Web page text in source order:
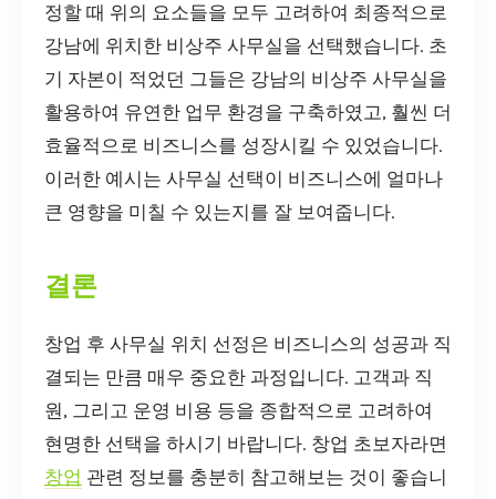
정할 때 위의 요소들을 모두 고려하여 최종적으로
강남에 위치한 비상주 사무실을 선택했습니다. 초
기 자본이 적었던 그들은 강남의 비상주 사무실을
활용하여 유연한 업무 환경을 구축하였고, 훨씬 더
효율적으로 비즈니스를 성장시킬 수 있었습니다.
이러한 예시는 사무실 선택이 비즈니스에 얼마나
큰 영향을 미칠 수 있는지를 잘 보여줍니다.
결론
창업 후 사무실 위치 선정은 비즈니스의 성공과 직
결되는 만큼 매우 중요한 과정입니다. 고객과 직
원, 그리고 운영 비용 등을 종합적으로 고려하여
현명한 선택을 하시기 바랍니다. 창업 초보자라면
창업 관련 정보를 충분히 참고해보는 것이 좋습니